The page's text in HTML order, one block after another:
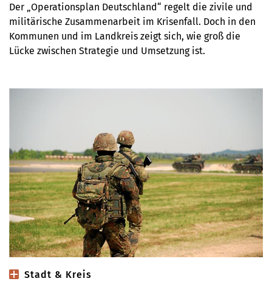
Der „Operationsplan Deutschland“ regelt die zivile und
militärische Zusammenarbeit im Krisenfall. Doch in den
Kommunen und im Landkreis zeigt sich, wie groß die
Lücke zwischen Strategie und Umsetzung ist.
Stadt & Kreis